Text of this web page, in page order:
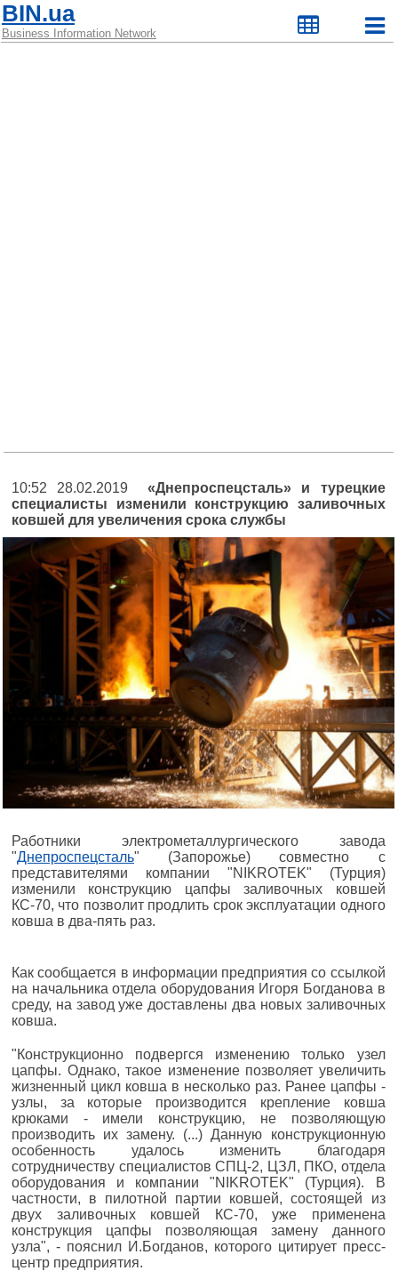
BIN.ua
Business Information Network
10:52 28.02.2019«Днепроспецсталь» и турецкие
специалисты изменили конструкцию заливочных
ковшей для увеличения срока службы
Работники электрометаллургического завода
"Днепроспецсталь" (Запорожье) совместно с
представителями компании "NIKROTEK" (Турция)
изменили конструкцию цапфы заливочных ковшей
КС-70, что позволит продлить срок эксплуатации одного
ковша в два-пять раз.
Как сообщается в информации предприятия со ссылкой
на начальника отдела оборудования Игоря Богданова в
среду, на завод уже доставлены два новых заливочных
ковша.
"Конструкционно подвергся изменению только узел
цапфы. Однако, такое изменение позволяет увеличить
жизненный цикл ковша в несколько раз. Ранее цапфы -
узлы, за которые производится крепление ковша
крюками - имели конструкцию, не позволяющую
производить их замену. (...) Данную конструкционную
особенность удалось изменить благодаря
сотрудничеству специалистов СПЦ-2, ЦЗЛ, ПКО, отдела
оборудования и компании "NIKROTEK" (Турция). В
частности, в пилотной партии ковшей, состоящей из
двух заливочных ковшей КС-70, уже применена
конструкция цапфы позволяющая замену данного
узла", - пояснил И.Богданов, которого цитирует пресс-
центр предприятия.